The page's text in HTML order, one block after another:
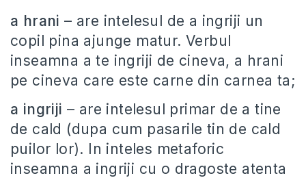
a hrani – are intelesul de a ingriji un
copil pina ajunge matur. Verbul
inseamna a te ingriji de cineva, a hrani
pe cineva care este carne din carnea ta;
a ingriji – are intelesul primar de a tine
de cald (dupa cum pasarile tin de cald
puilor lor). In inteles metaforic
inseamna a ingriji cu o dragoste atenta